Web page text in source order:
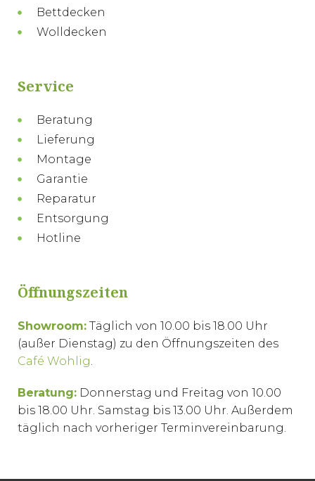
Bettdecken
Wolldecken
Service
Beratung
Lieferung
Montage
Garantie
Reparatur
Entsorgung
Hotline
Öffnungszeiten
Showroom: Täglich von 10.00 bis 18.00 Uhr
(außer Dienstag) zu den Öffnungszeiten des
Café Wohlig.
Beratung: Donnerstag und Freitag von 10.00
bis 18.00 Uhr. Samstag bis 13.00 Uhr. Außerdem
täglich nach vorheriger Terminvereinbarung.